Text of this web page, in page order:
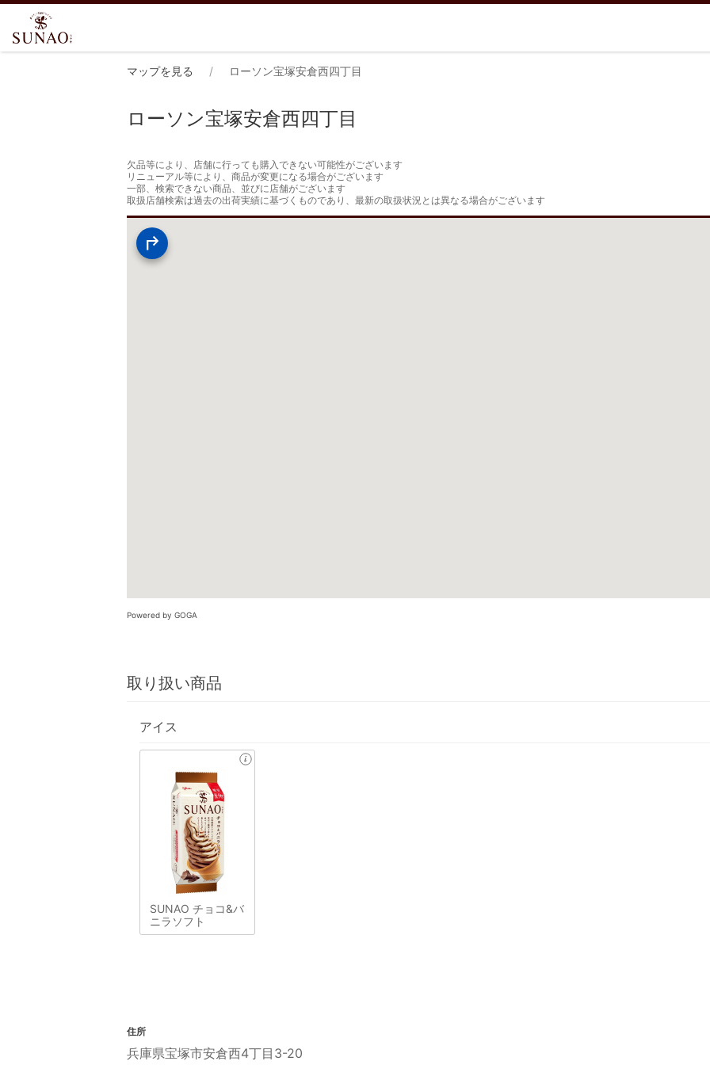
マップを見る ローソン宝塚安倉西四丁目
ローソン宝塚安倉西四丁目
欠品等により、店舗に行っても購入できない可能性がございます
リニューアル等により、商品が変更になる場合がございます
一部、検索できない商品、並びに店舗がございます
取扱店舗検索は過去の出荷実績に基づくものであり、最新の取扱状況とは異なる場合がございます
Powered by GOGA
取り扱い商品
アイス
SUNAO チョコ&バ
ニラソフト
住所
兵庫県宝塚市安倉西4丁目3-20